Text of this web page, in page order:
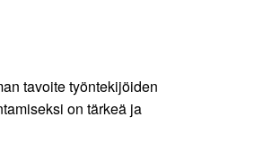
tavoite työntekijöiden
on tärkeä ja